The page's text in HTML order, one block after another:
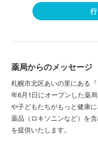
薬局からのメッセージ
札幌市北区あいの里にある
年6月1日にオープンした薬
や子どもたちがもっと健康
薬品（ロキソニンなど）を
を提供いたします。